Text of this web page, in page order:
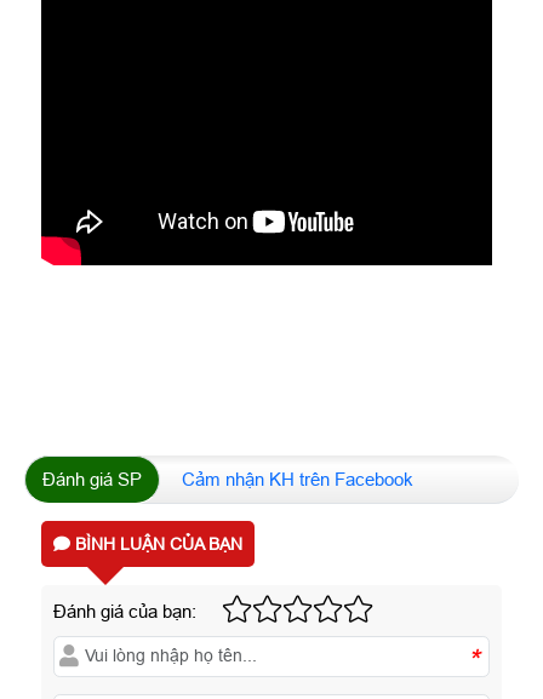
Đánh giá SP Cảm nhận KH trên Facebook
BÌNH LUẬN CỦA BẠN
Đánh giá của bạn:
*